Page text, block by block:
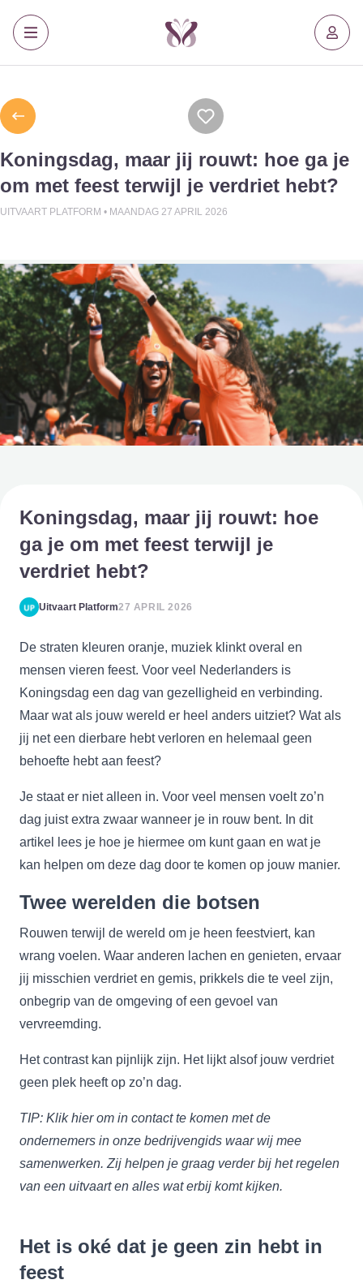
Koningsdag, maar jij rouwt: hoe ga je
om met feest terwijl je verdriet hebt?
UITVAART PLATFORM • MAANDAG 27 APRIL 2026
Koningsdag, maar jij rouwt: hoe
ga je om met feest terwijl je
verdriet hebt?
Uitvaart Platform27 APRIL 2026
De straten kleuren oranje, muziek klinkt overal en
mensen vieren feest. Voor veel Nederlanders is
Koningsdag een dag van gezelligheid en verbinding.
Maar wat als jouw wereld er heel anders uitziet? Wat als
jij net een dierbare hebt verloren en helemaal geen
behoefte hebt aan feest?
Je staat er niet alleen in. Voor veel mensen voelt zo’n
dag juist extra zwaar wanneer je in rouw bent. In dit
artikel lees je hoe je hiermee om kunt gaan en wat je
kan helpen om deze dag door te komen op jouw manier.
Twee werelden die botsen
Rouwen terwijl de wereld om je heen feestviert, kan
wrang voelen. Waar anderen lachen en genieten, ervaar
jij misschien verdriet en gemis, prikkels die te veel zijn,
onbegrip van de omgeving of een gevoel van
vervreemding.
Het contrast kan pijnlijk zijn. Het lijkt alsof jouw verdriet
geen plek heeft op zo’n dag.
TIP: Klikhierom in contact te komen met de
ondernemers in onze bedrijvengids waar wij mee
samenwerken. Zij helpen je graag verder bij het regelen
van een uitvaart en alles wat erbij komt kijken.
Het is oké dat je geen zin hebt in
feest